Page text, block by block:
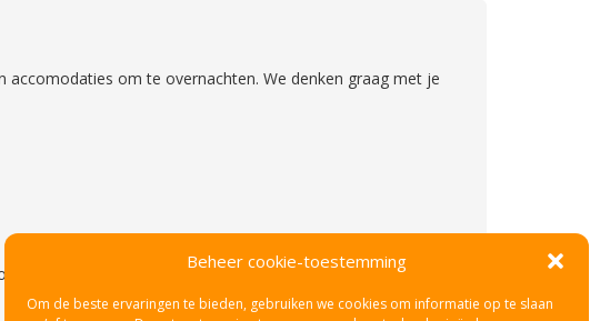
Beheer cookie-toestemming
Om de beste ervaringen te bieden, gebruiken we cookies om informatie op te slaan
om te overnachten. We denken graag met je